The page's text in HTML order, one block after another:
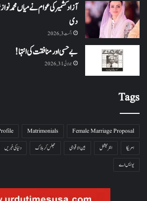
آزاد کشمیر کی عوام نے میاں محمد
دی
اگست 3, 2026
بے حسی اور منافقت کی انتہا !
جولائی 31, 2026
Tags
Female Marriage Proposal
Matrimonials
امریکا
انٹرنیشنل بین الاقوامی جھلس کر ہلاک دنیا کی خبریں
یو ایس اے